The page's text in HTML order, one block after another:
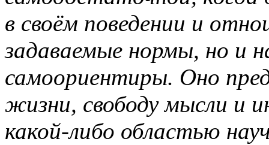
в своём поведении и
задаваемые нормы, но и
самоориентиры. Оно
жизни, свободу мысли и
какой-либо областью